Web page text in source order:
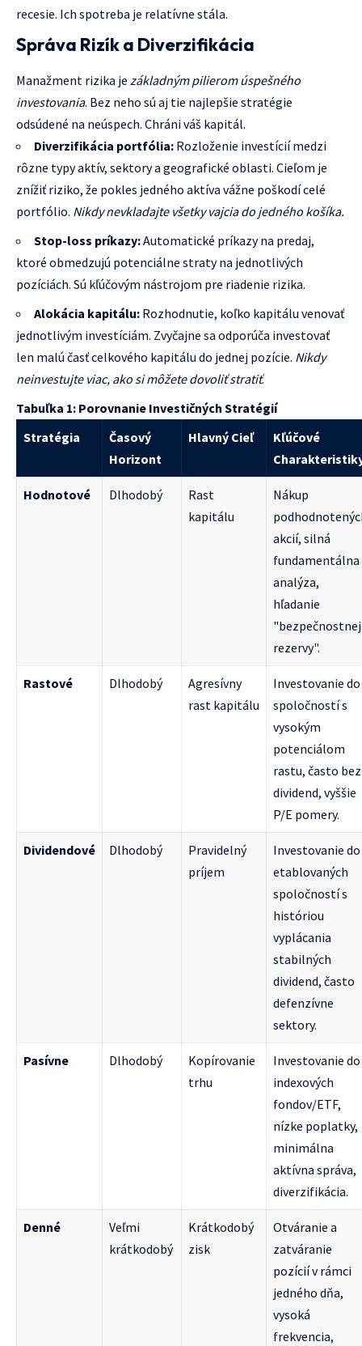
recesie. Ich spotreba je relatívne stála.
Správa Rizík a Diverzifikácia
Manažment rizika je základným pilierom úspešného
investovania. Bez neho sú aj tie najlepšie stratégie
odsúdené na neúspech. Chráni váš kapitál.
Diverzifikácia portfólia: Rozloženie investícií medzi
rôzne typy aktív, sektory a geografické oblasti. Cieľom je
znížiť riziko, že pokles jedného aktíva vážne poškodí celé
portfólio. Nikdy nevkladajte všetky vajcia do jedného košíka.
Stop-loss príkazy:Automatické príkazy na predaj,
ktoré obmedzujú potenciálne straty na jednotlivých
pozíciách. Sú kľúčovým nástrojom pre riadenie rizika.
Alokácia kapitálu: Rozhodnutie, koľko kapitálu venovať
jednotlivým investíciám. Zvyčajne sa odporúča investovať
len malú časť celkového kapitálu do jednej pozície. Nikdy
neinvestujte viac, ako si môžete dovoliť stratiť.
Tabuľka 1: Porovnanie Investičných Stratégií
Stratégia
Časový
Horizont
Hlavný Cieľ
Kľúčové
Hodnotové Dlhodobý
Rast
kapitálu
Nákup
akcií, silná
fundamentálna
analýza,
hľadanie
"bezpečnostnej
rezervy".
Rastové Dlhodobý
Agresívny
rast kapitálu
Investovanie do
spoločností s
vysokým
potenciálom
rastu, často bez
dividend, vyššie
P/E pomery.
Dividendové Dlhodobý
Pravidelný
príjem
Investovanie do
etablovaných
spoločností s
históriou
vyplácania
stabilných
dividend, často
defenzívne
sektory.
Pasívne Dlhodobý
Kopírovanie
trhu
Investovanie do
indexových
fondov/ETF,
nízke poplatky,
minimálna
aktívna správa,
diverzifikácia.
Denné
Veľmi
krátkodobý
Krátkodobý
zisk
Otváranie a
zatváranie
pozícií v rámci
jedného dňa,
vysoká
frekvencia,